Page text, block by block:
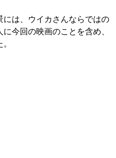
は、ウイカさんならではの
今回の映画のことを含め、